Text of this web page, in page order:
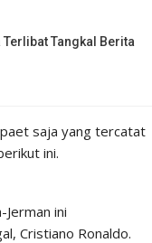
Tangkal Berita
saja yang tercatat
ini.
ini
Cristiano Ronaldo.